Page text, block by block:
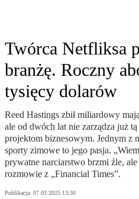
Twórca Netfliksa
branżę. Roczny
tysięcy dolarów
Reed Hastings zbił miliardowy
ale od dwóch lat nie zarządza już
projektom biznesowym. Jednym z
sporty zimowe to jego pasja.
prywatne narciarstwo brzmi źle,
rozmowie z „Financial Times”.
Publikacja: 07.03.2025 13:30